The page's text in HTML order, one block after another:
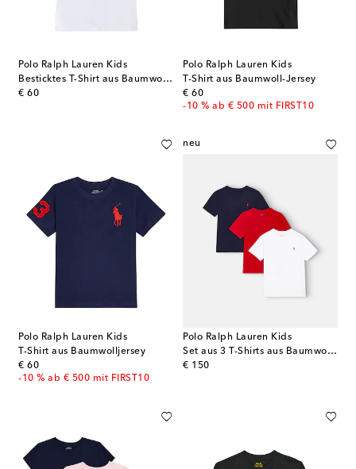
Polo Ralph Lauren Kids
Besticktes T-Shirt aus Baumwolljersey
€ 60
original price
Polo Ralph Lauren Kids
T-Shirt aus Baumwoll-Jersey
€ 60
original price
-10 % ab € 500 mit FIRST10
Polo Ralph Lauren Kids
T-Shirt aus Baumwolljersey
€ 60
original price
-10 % ab € 500 mit FIRST10
neu
Polo Ralph Lauren Kids
Set aus 3 T-Shirts aus Baumwoll-Jersey
€ 150
original price